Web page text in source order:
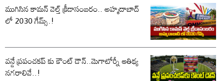
ముగిసిన కామన్ వెల్త్ క్రీడాసంబరం.. అహ్మదాబాద్
లో 2030 గేమ్స్.!
వన్డే ప్రపంచకప్ కు కౌంట్ డౌన్..మెగాటోర్నీ ఆతిథ్య
నగరాలివే..!